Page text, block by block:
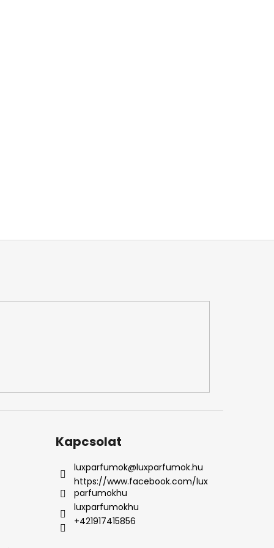
Kapcsolat
luxparfumok@luxparfumok.hu
https://www.facebook.com/lux
parfumokhu
luxparfumokhu
+421917415856